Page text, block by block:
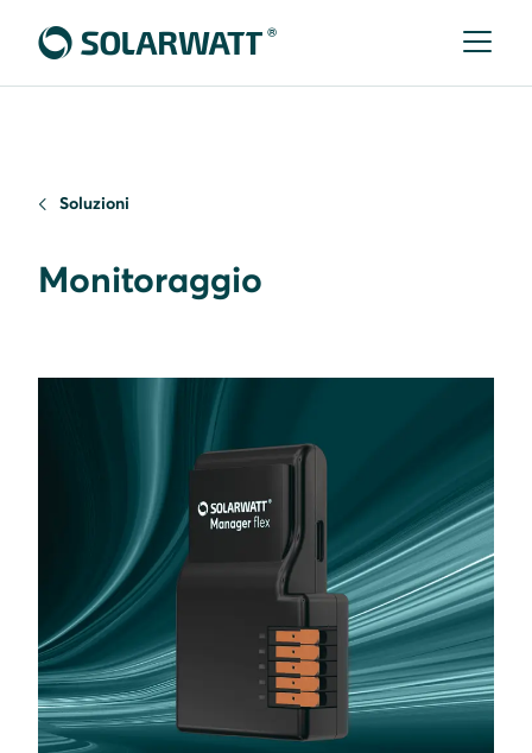
Soluzioni
Monitoraggio